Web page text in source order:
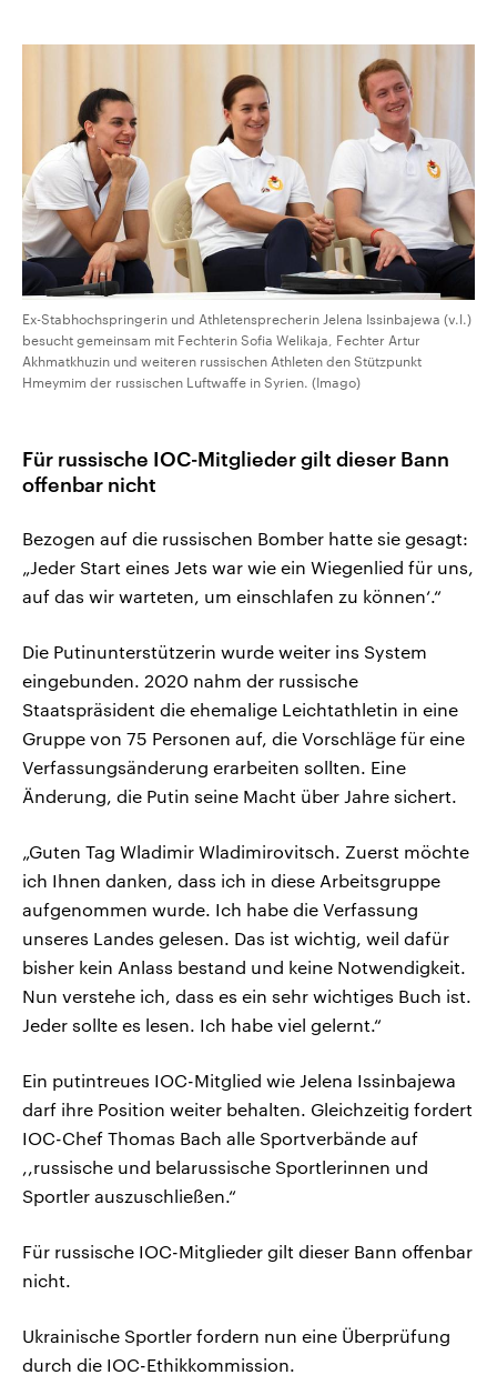
Ex-Stabhochspringerin und Athletensprecherin Jelena Issinbajewa (v.l.)
besucht gemeinsam mit Fechterin Sofia Welikaja, Fechter Artur
Akhmatkhuzin und weiteren russischen Athleten den Stützpunkt
Hmeymim der russischen Luftwaffe in Syrien. (Imago)
Für russische IOC-Mitglieder gilt dieser Bann
offenbar nicht
Bezogen auf die russischen Bomber hatte sie gesagt:
„Jeder Start eines Jets war wie ein Wiegenlied für uns,
auf das wir warteten, um einschlafen zu können‘.“
Die Putinunterstützerin wurde weiter ins System
eingebunden. 2020 nahm der russische
Staatspräsident die ehemalige Leichtathletin in eine
Gruppe von 75 Personen auf, die Vorschläge für eine
Verfassungsänderung erarbeiten sollten. Eine
Änderung, die Putin seine Macht über Jahre sichert.
„Guten Tag Wladimir Wladimirovitsch. Zuerst möchte
ich Ihnen danken, dass ich in diese Arbeitsgruppe
aufgenommen wurde. Ich habe die Verfassung
unseres Landes gelesen. Das ist wichtig, weil dafür
bisher kein Anlass bestand und keine Notwendigkeit.
Nun verstehe ich, dass es ein sehr wichtiges Buch ist.
Jeder sollte es lesen. Ich habe viel gelernt.“
Ein putintreues IOC-Mitglied wie Jelena Issinbajewa
darf ihre Position weiter behalten. Gleichzeitig fordert
IOC-Chef Thomas Bach alle Sportverbände auf
,,russische und belarussische Sportlerinnen und
Sportler auszuschließen.“
Für russische IOC-Mitglieder gilt dieser Bann offenbar
nicht.
Ukrainische Sportler fordern nun eine Überprüfung
durch die IOC-Ethikkommission.